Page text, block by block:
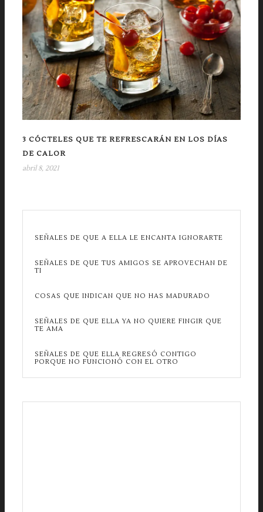
3 CÓCTELES QUE TE REFRESCARÁN EN LOS DÍAS
DE CALOR
abril 8, 2021
SEÑALES DE QUE A ELLA LE ENCANTA IGNORARTE
SEÑALES DE QUE TUS AMIGOS SE APROVECHAN DE
TI
COSAS QUE INDICAN QUE NO HAS MADURADO
SEÑALES DE QUE ELLA YA NO QUIERE FINGIR QUE
TE AMA
SEÑALES DE QUE ELLA REGRESÓ CONTIGO
PORQUE NO FUNCIONÓ CON EL OTRO